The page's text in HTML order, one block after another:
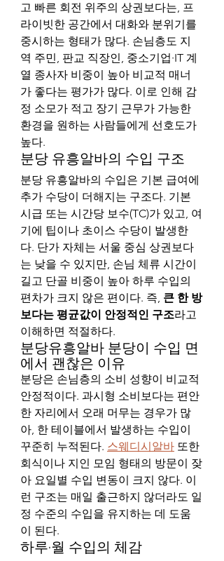
고 빠른 회전 위주의 상권보다는, 프
라이빗한 공간에서 대화와 분위기를
중시하는 형태가 많다. 손님층도 지
역 주민, 판교 직장인, 중소기업·IT 계
열 종사자 비중이 높아 비교적 매너
가 좋다는 평가가 많다. 이로 인해 감
정 소모가 적고 장기 근무가 가능한
환경을 원하는 사람들에게 선호도가
높다.
분당 유흥알바의 수입 구조
분당 유흥알바의 수입은 기본 급여에
추가 수당이 더해지는 구조다. 기본
시급 또는 시간당 보수(TC)가 있고, 여
기에 팁이나 초이스 수당이 발생한
다. 단가 자체는 서울 중심 상권보다
는 낮을 수 있지만, 손님 체류 시간이
길고 단골 비중이 높아 하루 수입의
편차가 크지 않은 편이다. 즉, 큰 한 방
보다는 평균값이 안정적인 구조라고
이해하면 적절하다.
분당유흥알바 분당이 수입 면
에서 괜찮은 이유
분당은 손님층의 소비 성향이 비교적
안정적이다. 과시형 소비보다는 편안
한 자리에서 오래 머무는 경우가 많
아, 한 테이블에서 발생하는 수입이
꾸준히 누적된다. 스웨디시알바 또한
회식이나 지인 모임 형태의 방문이 잦
아 요일별 수입 변동이 크지 않다. 이
런 구조는 매일 출근하지 않더라도 일
정 수준의 수입을 유지하는 데 도움
이 된다.
하루·월 수입의 체감